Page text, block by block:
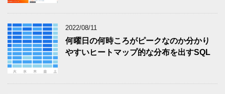
2022/08/11
何曜日の何時ころがピークなのか分かり
やすいヒートマップ的な分布を出すSQL